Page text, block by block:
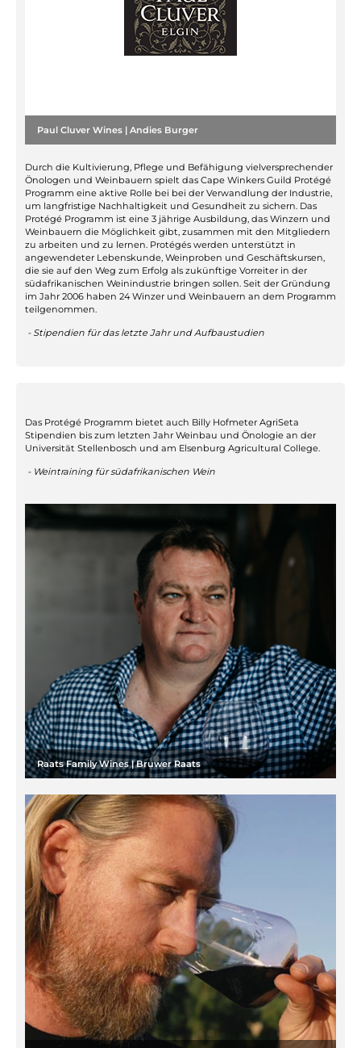
Paul Cluver Wines | Andies Burger
Durch die Kultivierung, Pflege und Befähigung vielversprechender
Önologen und Weinbauern spielt das Cape Winkers Guild Protégé
Programm eine aktive Rolle bei bei der Verwandlung der Industrie,
um langfristige Nachhaltigkeit und Gesundheit zu sichern. Das
Protégé Programm ist eine 3 jährige Ausbildung, das Winzern und
Weinbauern die Möglichkeit gibt, zusammen mit den Mitgliedern
zu arbeiten und zu lernen. Protégés werden unterstützt in
angewendeter Lebenskunde, Weinproben und Geschäftskursen,
die sie auf den Weg zum Erfolg als zukünftige Vorreiter in der
südafrikanischen Weinindustrie bringen sollen. Seit der Gründung
im Jahr 2006 haben 24 Winzer und Weinbauern an dem Programm
teilgenommen.
- Stipendien für das letzte Jahr und Aufbaustudien
Das Protégé Programm bietet auch Billy Hofmeter AgriSeta
Stipendien bis zum letzten Jahr Weinbau und Önologie an der
Universität Stellenbosch und am Elsenburg Agricultural College.
- Weintraining für südafrikanischen Wein
Raats Family Wines | Bruwer Raats